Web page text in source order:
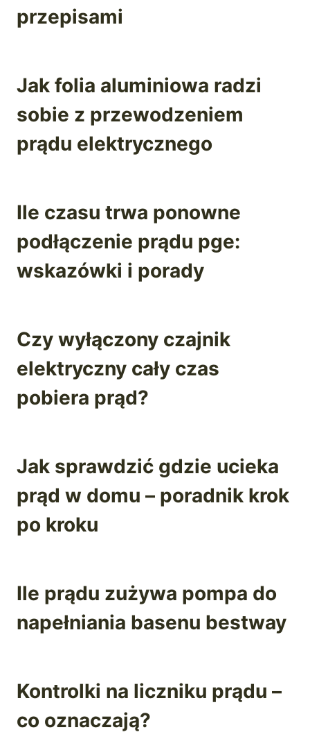
przepisami
Jak folia aluminiowa radzi
sobie z przewodzeniem
prądu elektrycznego
Ile czasu trwa ponowne
podłączenie prądu pge:
wskazówki i porady
Czy wyłączony czajnik
elektryczny cały czas
pobiera prąd?
Jak sprawdzić gdzie ucieka
prąd w domu – poradnik krok
po kroku
Ile prądu zużywa pompa do
napełniania basenu bestway
Kontrolki na liczniku prądu –
co oznaczają?